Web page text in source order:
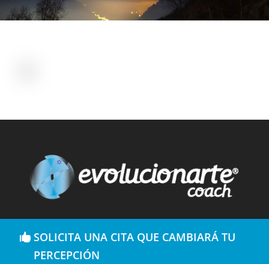
SOLICITA UNA CITA QUE CAMBIARÁ TU
PERCEPCIÓN